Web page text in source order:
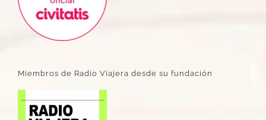
Miembros de Radio Viajera desde su fundación